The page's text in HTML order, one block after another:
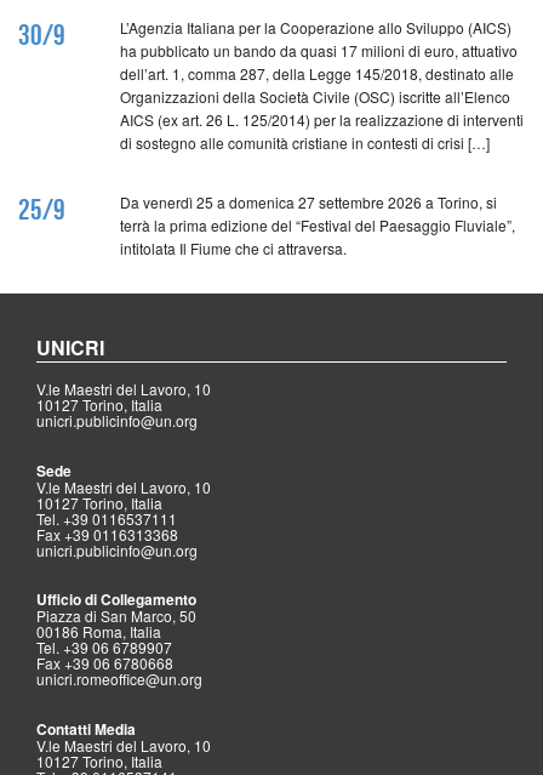
30/9
L’Agenzia Italiana per la Cooperazione allo Sviluppo (AICS)
ha pubblicato un bando da quasi 17 milioni di euro, attuativo
dell’art. 1, comma 287, della Legge 145/2018, destinato alle
Organizzazioni della Società Civile (OSC) iscritte all’Elenco
AICS (ex art. 26 L. 125/2014) per la realizzazione di interventi
di sostegno alle comunità cristiane in contesti di crisi […]
25/9
Da venerdì 25 a domenica 27 settembre 2026 a Torino, si
terrà la prima edizione del “Festival del Paesaggio Fluviale”,
intitolata Il Fiume che ci attraversa.
UNICRI
V.le Maestri del Lavoro, 10
10127 Torino, Italia
unicri.publicinfo@un.org
Sede
V.le Maestri del Lavoro, 10
10127 Torino, Italia
Tel. +39 0116537111
Fax +39 0116313368
unicri.publicinfo@un.org
Ufficio di Collegamento
Piazza di San Marco, 50
00186 Roma, Italia
Tel. +39 06 6789907
Fax +39 06 6780668
unicri.romeoffice@un.org
Contatti Media
V.le Maestri del Lavoro, 10
10127 Torino, Italia